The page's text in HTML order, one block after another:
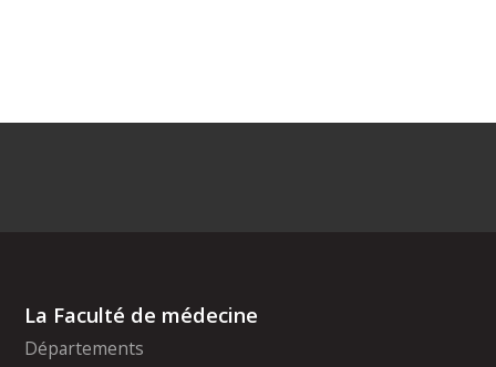
La Faculté de médecine
Départements